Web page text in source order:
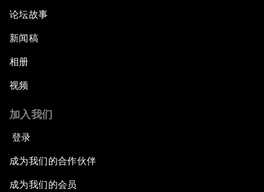
论坛故事
新闻稿
相册
视频
加入我们
登录
成为我们的合作伙伴
成为我们的会员